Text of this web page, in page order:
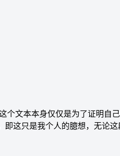
文本本身仅仅是为了证明自
这只是我个人的臆想，无论